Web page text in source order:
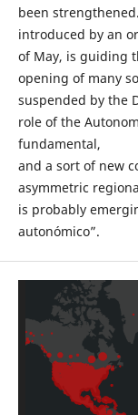
been
introduced by an
of May, is guiding
opening of many
suspended by the
role of the
fundamental,
and a sort of new
asymmetric
is probably
autonómico”.